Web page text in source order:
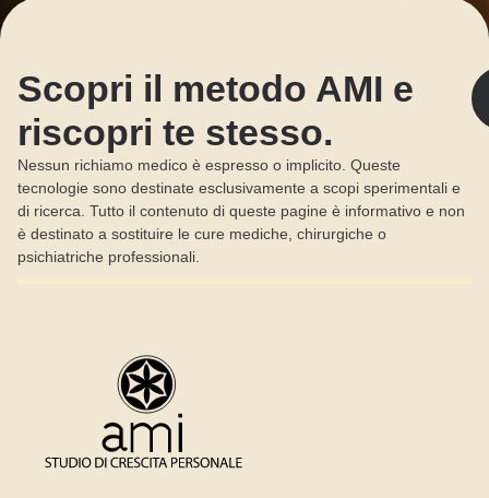
Scopri il metodo AMI e
riscopri te stesso.
Nessun richiamo medico è espresso o implicito. Queste
tecnologie sono destinate esclusivamente a scopi sperimentali e
di ricerca. Tutto il contenuto di queste pagine è informativo e non
è destinato a sostituire le cure mediche, chirurgiche o
psichiatriche professionali.